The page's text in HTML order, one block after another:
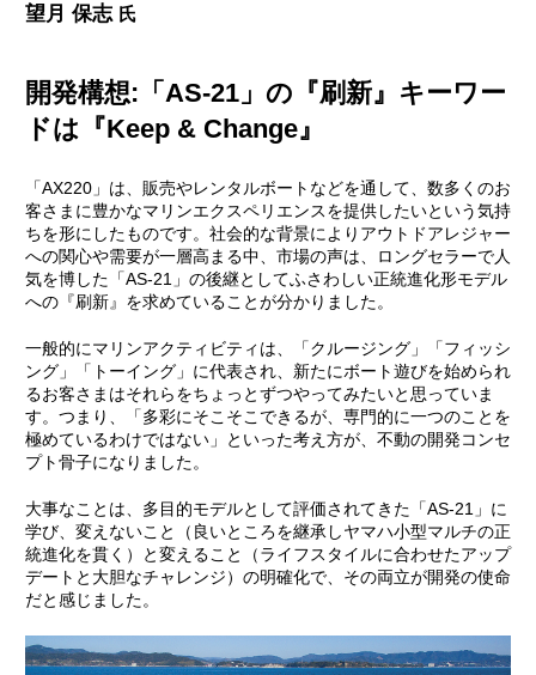
望月 保志 氏
開発構想:「AS-21」の『刷新』キーワー
ドは『Keep & Change』
「AX220」は、販売やレンタルボートなどを通して、数多くのお
客さまに豊かなマリンエクスペリエンスを提供したいという気持
ちを形にしたものです。社会的な背景によりアウトドアレジャー
への関心や需要が一層高まる中、市場の声は、ロングセラーで人
気を博した「AS-21」の後継としてふさわしい正統進化形モデル
への『刷新』を求めていることが分かりました。
一般的にマリンアクティビティは、「クルージング」「フィッシ
ング」「トーイング」に代表され、新たにボート遊びを始められ
るお客さまはそれらをちょっとずつやってみたいと思っていま
す。つまり、「多彩にそこそこできるが、専門的に一つのことを
極めているわけではない」といった考え方が、不動の開発コンセ
プト骨子になりました。
大事なことは、多目的モデルとして評価されてきた「AS-21」に
学び、変えないこと（良いところを継承しヤマハ小型マルチの正
統進化を貫く）と変えること（ライフスタイルに合わせたアップ
デートと大胆なチャレンジ）の明確化で、その両立が開発の使命
だと感じました。